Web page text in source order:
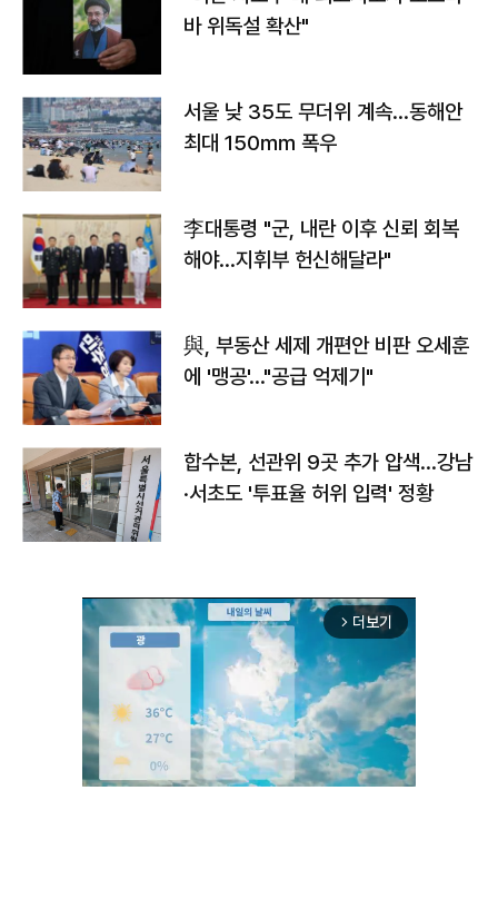
바 위독설 확산"
서울 낮 35도 무더위 계속…동해안
최대 150㎜ 폭우
李대통령 "군, 내란 이후 신뢰 회복
해야…지휘부 헌신해달라"
與, 부동산 세제 개편안 비판 오세훈
에 '맹공'…"공급 억제기"
합수본, 선관위 9곳 추가 압색…강남
·서초도 '투표율 허위 입력' 정황
arrow_forward_ios 더보기